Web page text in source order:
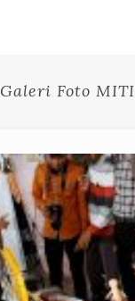
Galeri Foto MITI